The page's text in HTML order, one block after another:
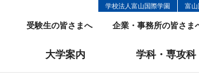
学校法人富山国際学園 富山
受験生の皆さまへ 企業・事務所の皆さま
大学案内 学科・専攻科